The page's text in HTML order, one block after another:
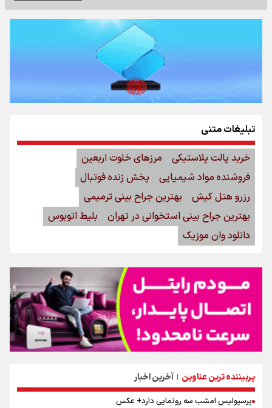
پربیننده ترین عناوین | آخرین اخبار
پرسپولیس امشب سه رونمایی دارد+ عکس
تبلیغات متنی
خرید پالت پلاستیکی
مرزهای خلوت اربعین
فروشنده مواد شیمیایی
پخش زنده فوتبال
رزرو هتل کیش
بهترین جراح بینی ترمیمی
بهترین جراح بینی استخوانی در تهران
بلیط اتوبوس
دانلود وان موزیک